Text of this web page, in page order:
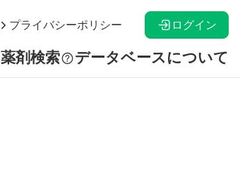
薬剤検索 データベースについて
プライバシーポリシー ログイン